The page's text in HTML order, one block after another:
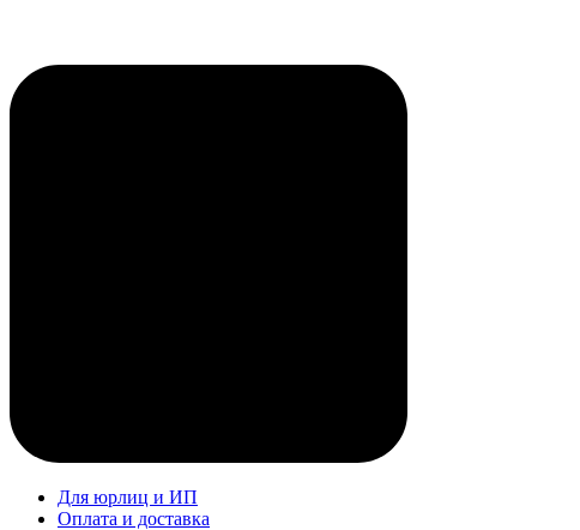
Для юрлиц и ИП
Оплата и доставка